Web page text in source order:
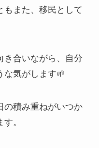
もまた、移民として
き合いながら、自分
な気がします🌱
の積み重ねがいつか
。